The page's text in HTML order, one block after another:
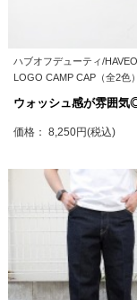
ハブオフデューティ/
LOGO CAMP CAP（全2色）
ウォッシュ感が雰囲気
価格： 8,250円(税込)